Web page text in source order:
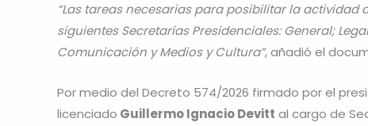
“Las tareas necesarias para posibilitar la
siguientes Secretarías Presidenciales: General;
Comunicación y Medios y Cultura”, añadió el
Por medio del Decreto 574/2026 firmado por el
licenciado Guillermo Ignacio Devitt al cargo de